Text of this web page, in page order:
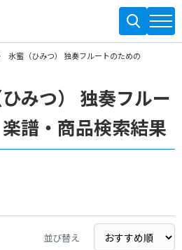
氷蜜（ひみつ） 独奏フルートのための
みつ） 独奏フルー
譜・商品検索結果
並び替え